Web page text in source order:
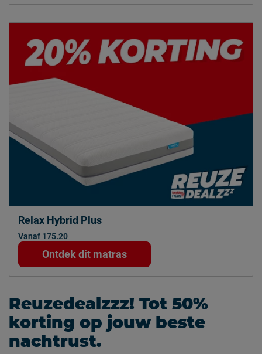
Relax Hybrid Plus
Vanaf 175.20
Ontdek dit matras
Reuzedealzzz! Tot 50%
korting op jouw beste
nachtrust.